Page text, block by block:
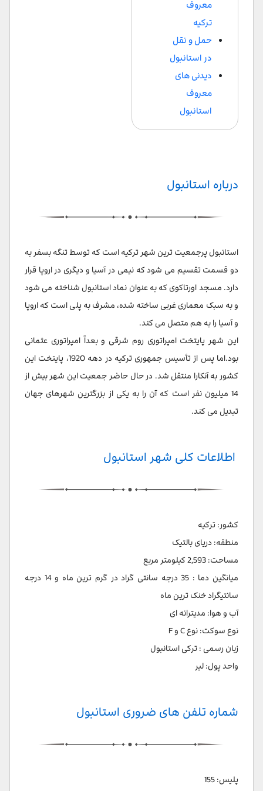
معروف
ترکیه
حمل و نقل
در استانبول
دیدنی های
معروف
استانبول
درباره استانبول
استانبول پرجمعیت ترین شهر ترکیه است که توسط تنگه بسفر به
دو قسمت تقسیم می شود که نیمی در آسیا و دیگری در اروپا قرار
دارد. مسجد اورتاکوی که به عنوان نماد استانبول شناخته می شود
و به سبک معماری غربی ساخته شده، مشرف به پلی است که اروپا
و آسیا را به هم متصل می کند.
این شهر پایتخت امپراتوری روم شرقی و بعداً امپراتوری عثمانی
بود.اما پس از تأسیس جمهوری ترکیه در دهه 1920، پایتخت این
کشور به آنکارا منتقل شد. در حال حاضر جمعیت این شهر بیش از
14 میلیون نفر است که آن را به یکی از بزرگترین شهرهای جهان
تبدیل می کند.
اطلاعات کلی شهر استانبول
کشور: ترکیه
منطقه: دریای بالتیک
مساحت: 2,593 کیلومتر مربع
میانگین دما : 35 درجه سانتی گراد در گرم ترین ماه و 14 درجه
سانتیگراد خنک ترین ماه
آب و هوا: مدیترانه ای
نوع سوکت: نوع C و F
زبان رسمی : ترکی استانبول
واحد پول: لیر
شماره تلفن های ضروری استانبول
پلیس: 155